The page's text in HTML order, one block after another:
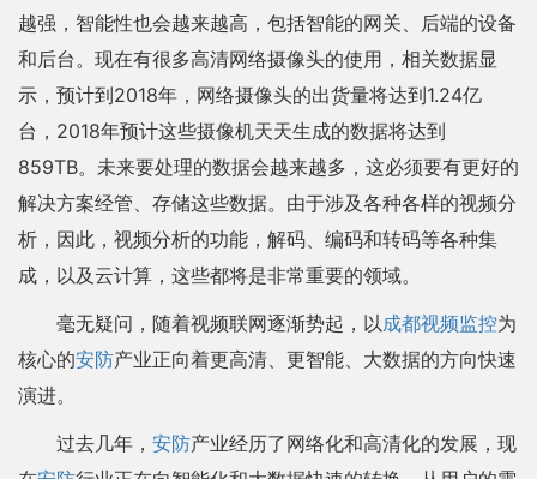
越强，智能性也会越来越高，包括智能的网关、后端的设备
和后台。现在有很多高清网络摄像头的使用，相关数据显
示，预计到2018年，网络摄像头的出货量将达到1.24亿
台，2018年预计这些摄像机天天生成的数据将达到
859TB。未来要处理的数据会越来越多，这必须要有更好的
解决方案经管、存储这些数据。由于涉及各种各样的视频分
析，因此，视频分析的功能，解码、编码和转码等各种集
成，以及云计算，这些都将是非常重要的领域。
毫无疑问，随着视频联网逐渐势起，以成都视频监控为
核心的安防产业正向着更高清、更智能、大数据的方向快速
演进。
过去几年， 安防产业经历了网络化和高清化的发展，现